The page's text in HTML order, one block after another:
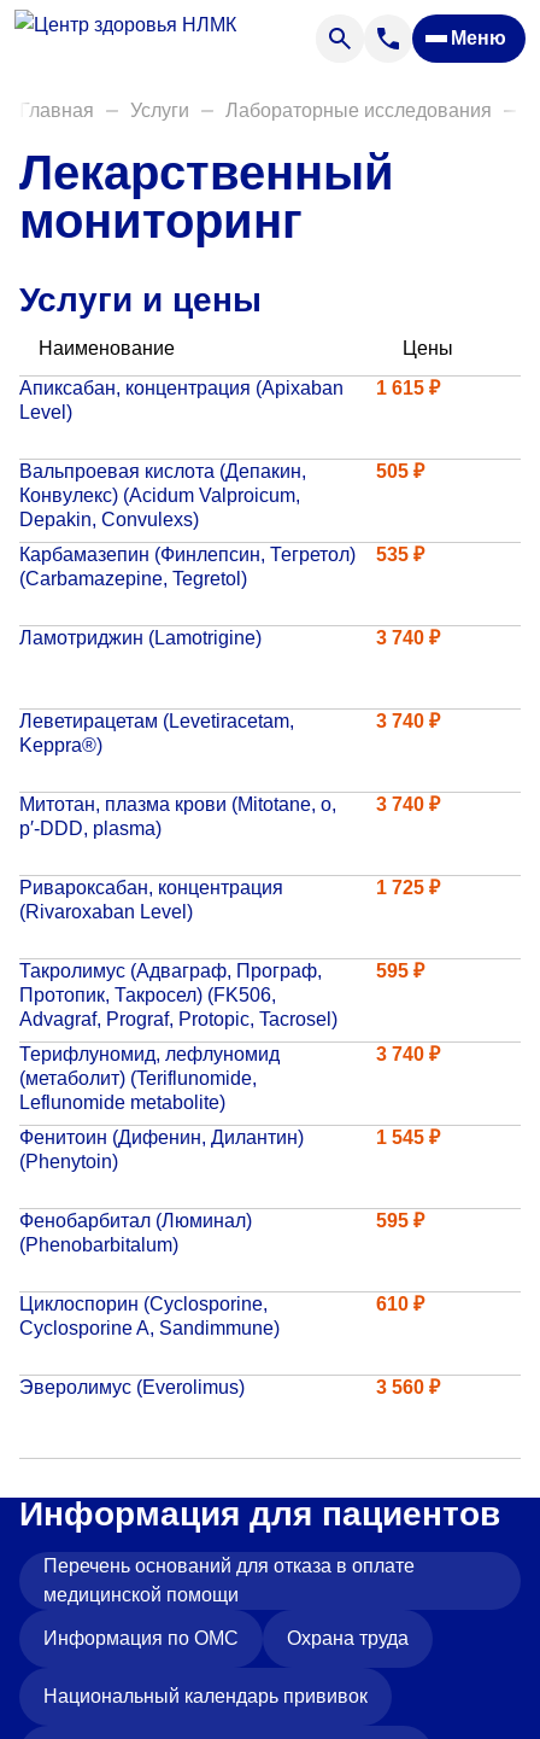
Меню
Анализы
Акции
Пациентам
Вакансии
Отзывы
Вопрос — ответ
Направления деятельности
Новости
Прейскурант цен
Адрес
398005, г. Липецк, пл. Металлургов, 1
Понедельник — пятница 7:30–20:00
Суббота 08:00–16:00
+7 (4742) 55-55-43
Санаторий-профилакторий
«Парус»
Адрес
399000, г. Липецк, Плехановское лесничество,
Понедельник — четверг
08:00–16:45
Пятница
08:00–15:45
перерыв 12:00–12:30
+7 (4742) 72-73-31
Версия для слабовидящих
Главная Услуги Лабораторные исследования
Лекарственный
мониторинг
Услуги и цены
Наименование
Цены
Апиксабан, концентрация (Apixaban
Level)
1 615 ₽
Вальпроевая кислота (Депакин,
Конвулекс) (Acidum Valproicum,
Depakin, Convulexs)
505 ₽
Карбамазепин (Финлепсин, Тегретол)
(Сarbamazepine, Tegretol)
535 ₽
Ламотриджин (Lamotrigine) 3 740 ₽
Леветирацетам (Levetiracetam,
Keppra®)
3 740 ₽
Митотан, плазма крови (Mitotane, o,
p′-DDD, plasma)
3 740 ₽
Ривароксабан, концентрация
(Rivaroxaban Level)
1 725 ₽
Такролимус (Адваграф, Програф,
Протопик, Такросел) (FK506,
Advagraf, Prograf, Protopic, Tacrosel)
595 ₽
Терифлуномид, лефлуномид
(метаболит) (Teriflunomide,
Leflunomide metabolite)
3 740 ₽
Фенитоин (Дифенин, Дилантин)
(Phenytoin)
1 545 ₽
Фенобарбитал (Люминал)
(Phenobarbitalum)
595 ₽
Циклоспорин (Cyclosporine,
Cyclosporine A, Sandimmune)
610 ₽
Эверолимус (Everolimus) 3 560 ₽
Информация для пациентов
Перечень оснований для отказа в оплате
медицинской помощи
Информация по ОМС Охрана труда
Национальный календарь прививок